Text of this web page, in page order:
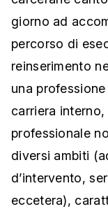
giorno ad
percorso di
reinserimento
una
carriera
professionale
diversi ambiti
d’intervento,
eccetera),